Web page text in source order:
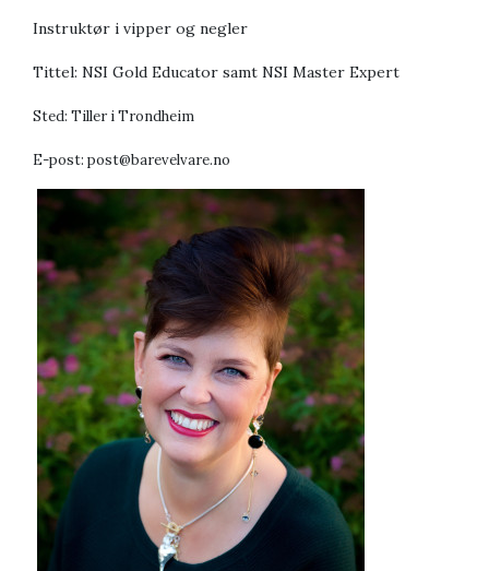
Instruktør i vipper og negler
Tittel: NSI Gold Educator samt NSI Master Expert
Sted: Tiller i Trondheim
E-post: post@barevelvare.no